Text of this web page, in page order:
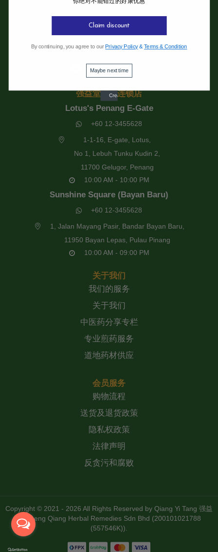
Pusat Perniagaan Laguna,
13700 Perai, Pulau Pinang.
强益堂凉茶连锁店
Lotus's Penang E-Gate
+60 12-3455628
1-1-16, E-gate, Lotus,
No 1, Lebuh Tunku Kudin 2,
11700 Gelugor, Penang
10:00 AM - 10:00 PM
Sunshine Square (Bayan Baru)
+60 12-3455628
1, Jalan Mayang Pasir, Bandar Bayan Baru,
11950 Bayan Lepas, Pulau Pinang
10:00 AM - 09:00 PM
关于我们
我们的服务
关于我们
中医药分享专栏
专业煎药服务
道地药材供应
会员服务
购物流程
送货及退货政策
隐私权政策
法律声明
反贪污和腐败
Copyright © 2021 - 2026 All Rights Reserved by Qiang Yi Tang 强益
堂 Zheng Qiang Herbal Remedies Sdn Bhd (200101021788
(557546K))
Claim discount
By continuing, you agree to our Privacy Policy&Terms & Condition
Maybe next time